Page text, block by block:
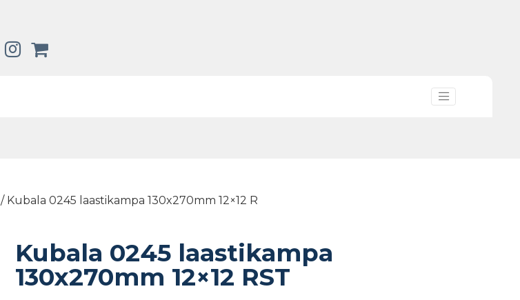
/ Kubala 0245 laastikampa 130x270mm 12×12 R
Kubala 0245 laastikampa
130x270mm 12×12 RST